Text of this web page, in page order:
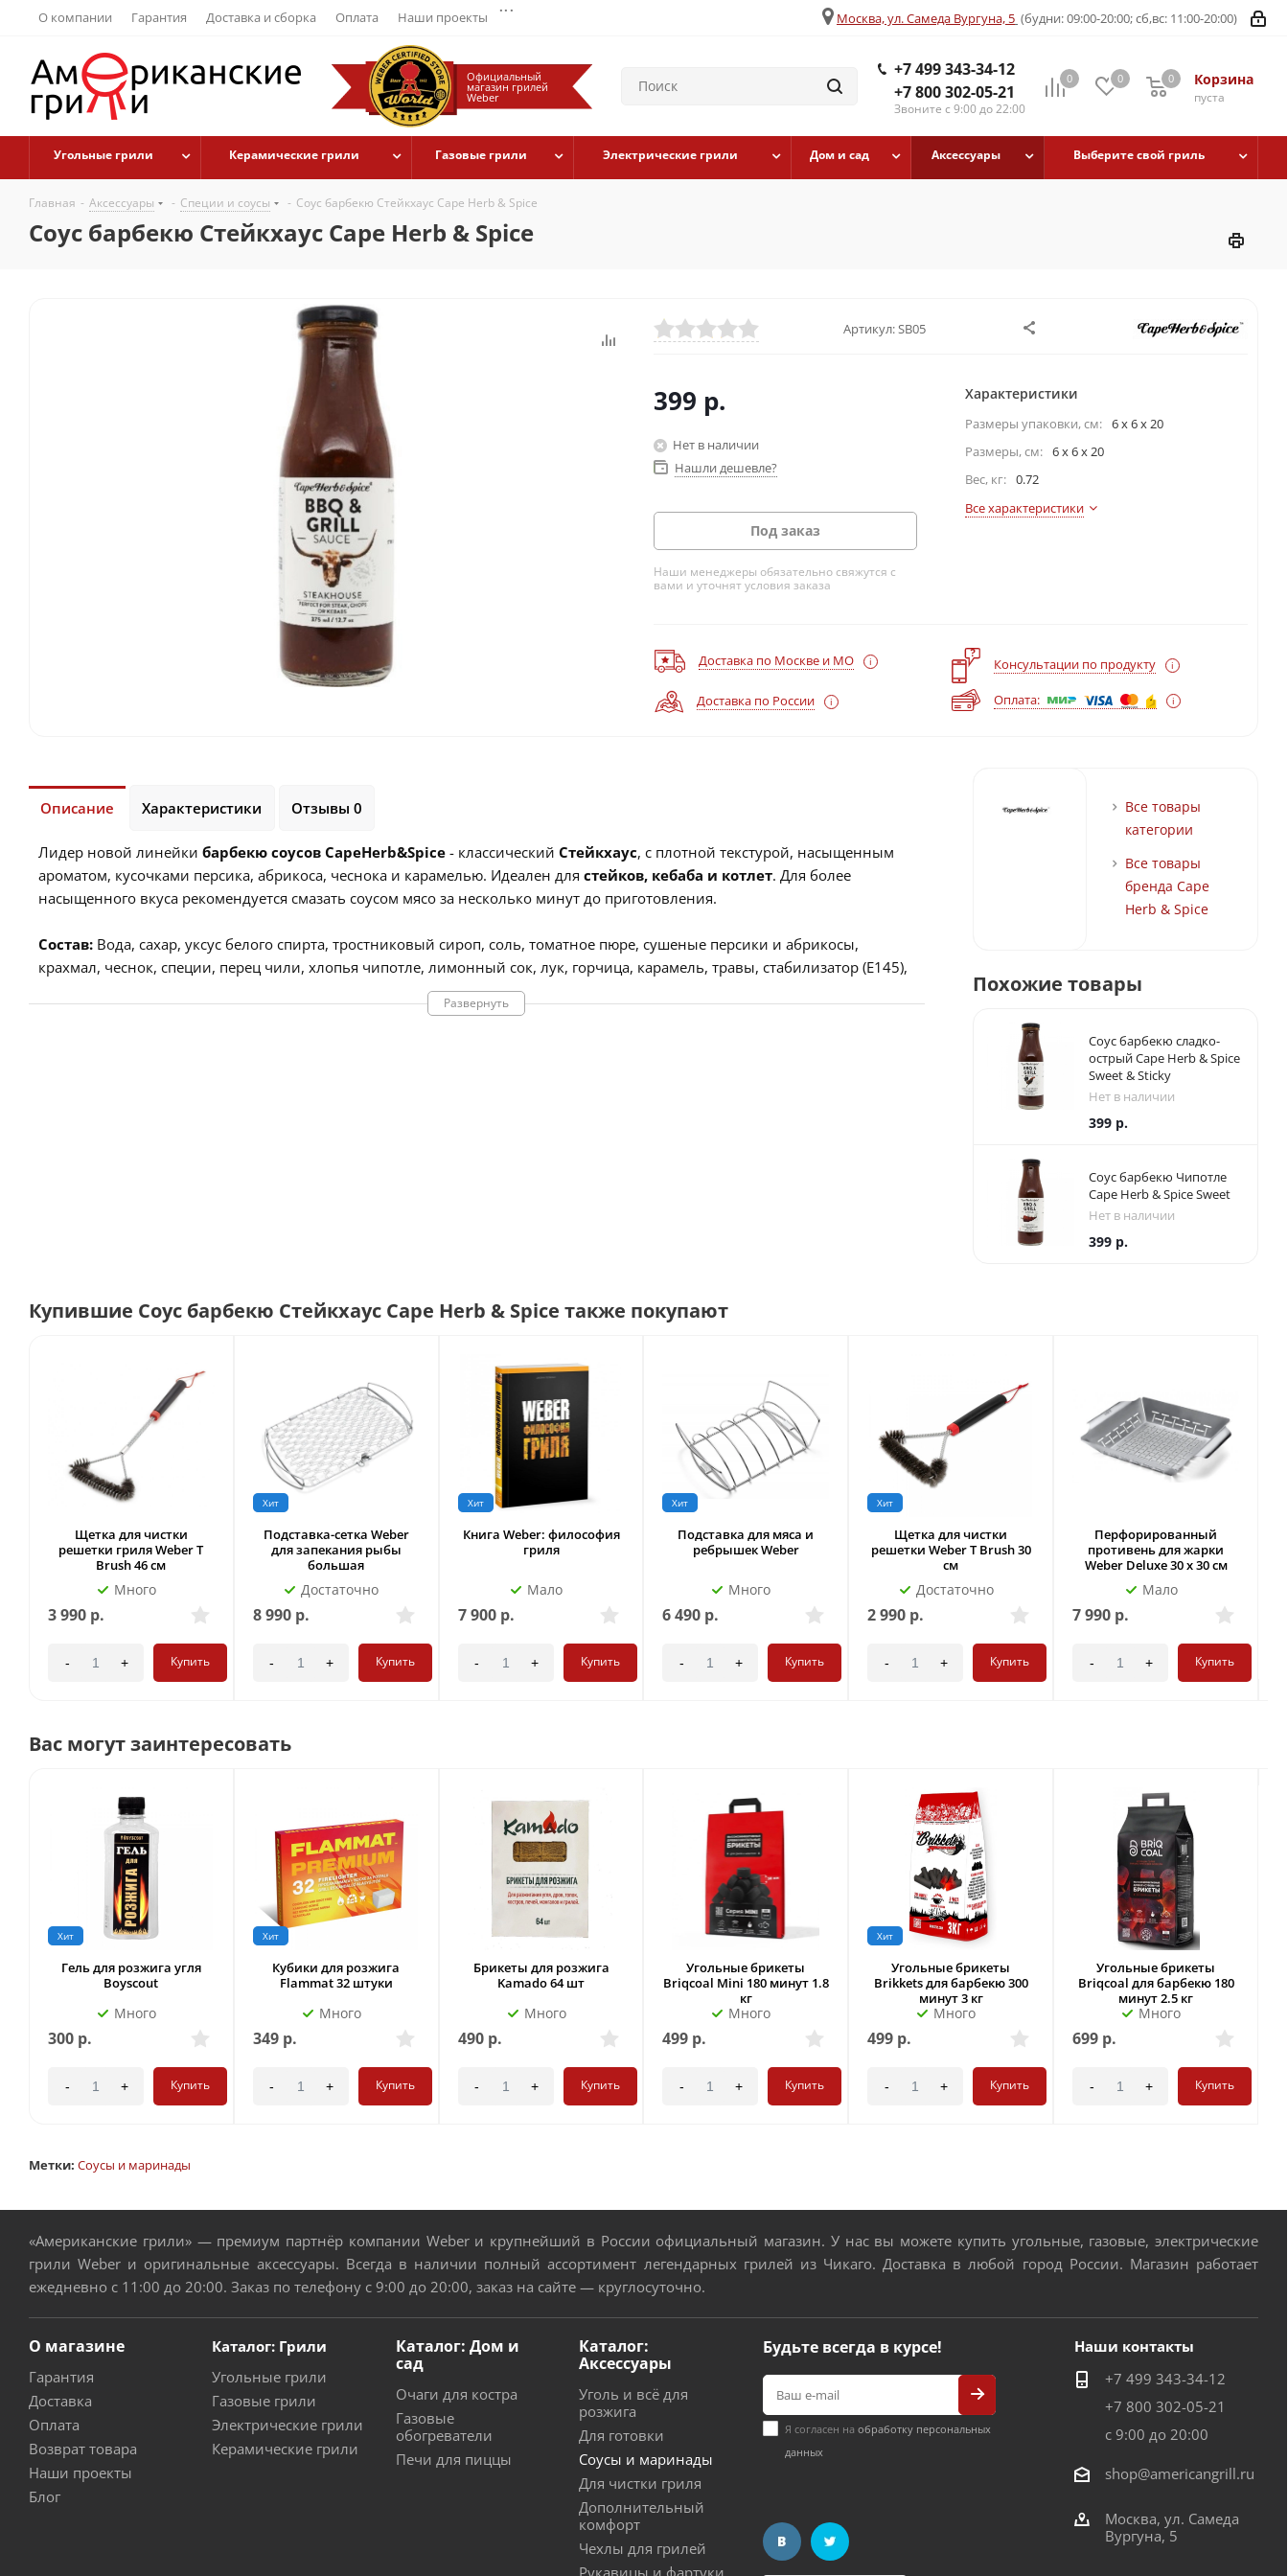
О компании Гарантия Доставка и сборка Оплата Наши проекты
...
Москва, ул. Самеда Вургуна, 5 (будни: 09:00-20:00; сб,вс: 11:00-20:00)
Официальный
магазин грилей
Weber
+7 499 343-34-12
+7 800 302-05-21
Звоните с 9:00 до 22:00
0 0 Корзина
пуста
0
Угольные грили Керамические грили Газовые грили Электрические грили Дом и сад Аксессуары Выберите свой гриль
Главная - Аксессуары - Специи и соусы - Соус барбекю Стейкхаус Cape Herb & Spice
Соус барбекю Стейкхаус Cape Herb & Spice
Артикул:SB05
399 р.
Нет в наличии
Нашли дешевле?
Под заказ
Наши менеджеры обязательно свяжутся с
вами и уточнят условия заказа
Характеристики
Размеры упаковки, cм: 6 x 6 x 20
Размеры, см: 6 x 6 x 20
Вес, кг: 0.72
Все характеристики
Доставка по Москве и МО ?
Консультации по продукту
Доставка по России Оплата:
Описание
Лидер новой линейки барбекю соусов CapeHerb&Spice - классический Стейкхаус, с плотной текстурой, насыщенным
ароматом, кусочками персика, абрикоса, чеснока и карамелью. Идеален для стейков, кебаба и котлет. Для более
насыщенного вкуса рекомендуется смазать соусом мясо за несколько минут до приготовления.
Состав: Вода, сахар, уксус белого спирта, тростниковый сироп, соль, томатное пюре, сушеные персики и абрикосы,
крахмал, чеснок, специи, перец чили, хлопья чипотле, лимонный сок, лук, горчица, карамель, травы, стабилизатор (Е145),
100 граммахпродуктасодержится
Развернуть
Характеристики Отзывы 0
Все товары
категории
Все товары
бренда Cape
Herb & Spice
Похожие товары
Соус барбекю сладко-
острый Cape Herb & Spice
Sweet & Sticky
Нет в наличии
399р.
Соус барбекю Чипотле
Cape Herb & Spice Sweet
Нет в наличии
399р.
Купившие Соус барбекю Стейкхаус Cape Herb & Spice также покупают
Щетка для чистки
решетки гриля Weber T
Brush 46 см
Много
3 990 р.
- + Купить
Хит
Подставка-сетка Weber
для запекания рыбы
большая
Достаточно
8 990р.
- + Купить
Хит
Книга Weber: философия
гриля
Мало
7 900р.
- + Купить
Хит
Подставка для мяса и
ребрышек Weber
Много
6 490 р.
- + Купить
Хит
Щетка для чистки
решетки Weber T Brush 30
см
Достаточно
2 990 р.
- + Купить
Перфорированный
противень для жарки
Weber Deluxe 30 x 30 см
Мало
7 990 р.
- + Купить
Вас могут заинтересовать
Хит
Гель для розжига угля
Boyscout
Много
300 р.
- + Купить
Хит
Кубики для розжига
Flammat 32 штуки
Много
349р.
- + Купить
Брикеты для розжига
Kamado 64 шт
Много
490р.
- + Купить
Угольные брикеты
Briqcoal Mini 180 минут 1.8
кг
Много
499 р.
- + Купить
Хит
Угольные брикеты
Brikkets для барбекю 300
минут 3 кг
Много
499 р.
- + Купить
Угольные брикеты
Briqcoal для барбекю 180
минут 2.5 кг
Много
699 р.
- + Купить
Метки: Соусы и маринады
«Американские грили» — премиум партнёр компании Weber и крупнейший в России официальный магазин. У нас вы можете купить угольные, газовые, электрические
грили Weber и оригинальные аксессуары. Всегда в наличии полный ассортимент легендарных грилей из Чикаго. Доставка в любой город России. Магазин работает
ежедневно с 11:00 до 20:00. Заказ по телефону с 9:00 до 20:00, заказ на сайте — круглосуточно.
О магазине
Гарантия
Доставка
Оплата
Возврат товара
Наши проекты
Блог
Каталог: Грили
Угольные грили
Газовые грили
Электрические грили
Керамические грили
Каталог: Дом и
сад
Очаги для костра
Газовые
обогреватели
Печи для пиццы
Каталог:
Аксессуары
Уголь и всё для
розжига
Для готовки
Соусы и маринады
Для чистки гриля
Дополнительный
комфорт
Чехлы для грилей
Рукавицы и фартуки
Будьте всегда в курсе!
Я согласен на обработку персональных
данных
Наши контакты
+7 499 343-34-12
+7 800 302-05-21
с 9:00 до 20:00
shop@americangrill.ru
Москва, ул. Самеда
Вургуна, 5